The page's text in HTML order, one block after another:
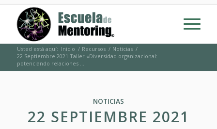
Usted está aquí: Inicio / Recursos / Noticias /
22 Septiembre 2021 Taller «Diversidad organizacional:
potenciando relaciones ...
NOTICIAS
22 SEPTIEMBRE 2021